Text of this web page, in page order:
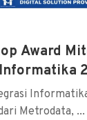
Award
Metrodata, ...